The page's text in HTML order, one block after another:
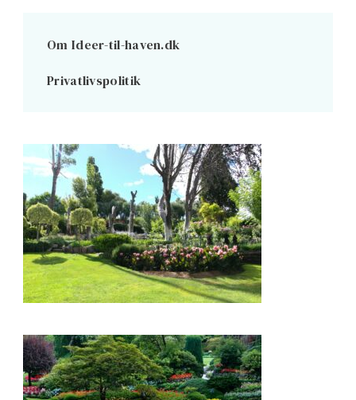
Om Ideer-til-haven.dk
Privatlivspolitik